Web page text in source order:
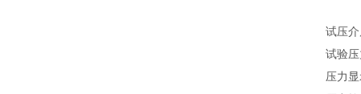
试压
试验
压力